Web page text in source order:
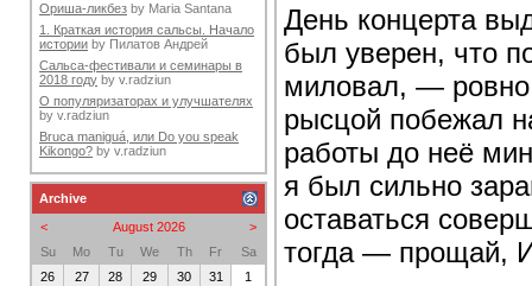
День концерта
был уверен, что
миловал, —
рысцой побежал
работы до неё
я был сильно
оставаться
тогда — прощай,
Ориша-ликбез by Maria Santana
1. Краткая история сальсы. Начало
истории by Пилатов Андрей
Сальса-фестивали и семинары в
2018 году by v.radziun
О популяризаторах и улучшателях
by v.radziun
Bruca maniguá, или Do you speak
Kikongo? by v.radziun
Archive
<
>
August 2026
Su
Mo Tu We Th Fr
Sa
26
27 28 29 30 31
1